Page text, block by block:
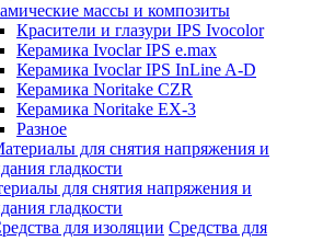
массы и композиты
Красители и глазури IPS Ivocolor
Керамика Ivoclar IPS e.max
Керамика Ivoclar IPS InLine A-D
Керамика Noritake CZR
Керамика Noritake EX-3
Разное
для снятия напряжения и
гладкости
Средства для